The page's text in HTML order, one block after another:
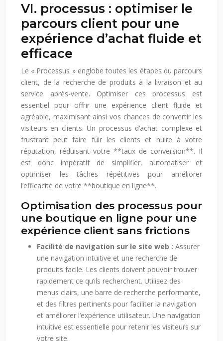
VI. processus : optimiser le
parcours client pour une
expérience d’achat fluide et
efficace
Le « Processus » englobe toutes les étapes du parcours
client, de la recherche de produits à la livraison et au
service après-vente. Optimiser ces processus est
essentiel pour offrir une expérience client fluide et
agréable, maximisant ainsi vos chances de convertir les
visiteurs en clients. Un processus d’achat complexe et
frustrant peut faire fuir les clients et nuire à votre
réputation, réduisant votre **taux de conversion**. Il
est donc impératif de simplifier, automatiser et
optimiser les tâches répétitives pour améliorer
l’efficacité de votre **boutique en ligne**.
Optimisation des processus pour
une boutique en ligne pour une
expérience client sans frictions
Facilité de navigation sur le site web : Assurer
une navigation intuitive et une recherche de
produits facile. Les clients doivent pouvoir trouver
rapidement ce qu’ils recherchent. Utilisez des
menus clairs, une barre de recherche performante,
et des filtres pertinents pour faciliter la navigation
et améliorer l’expérience utilisateur. Une navigation
intuitive est essentielle pour retenir les visiteurs sur
votre site.